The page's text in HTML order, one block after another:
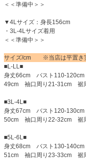
＜＜準備中＞＞
▼4Lサイズ：身長156cm
・3L-4Lサイズ着用
＜＜準備中＞＞
サイズ/cm ※当店は平置き実
■L-LL■
身丈66cm バスト110-
49cm 袖口周り21-31cm 裾
■3L-4L■
身丈67cm バスト120-
50cm 袖口周り22-32cm 裾
■5L-6L■
身丈68cm バスト130-
51cm 袖口周り23-33cm 裾